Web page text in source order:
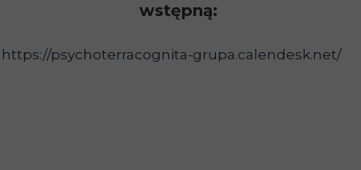
wstępną:
https://psychoterracognita-grupa.calendesk.net/